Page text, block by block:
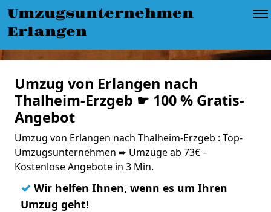
Umzugsunternehmen
Erlangen
Umzug von Erlangen nach
Thalheim-Erzgeb ☛ 100 % Gratis-
Angebot
Umzug von Erlangen nach Thalheim-Erzgeb : Top-
Umzugsunternehmen ➨ Umzüge ab 73€ –
Kostenlose Angebote in 3 Min.
✓ Wir helfen Ihnen, wenn es um Ihren
Umzug geht!